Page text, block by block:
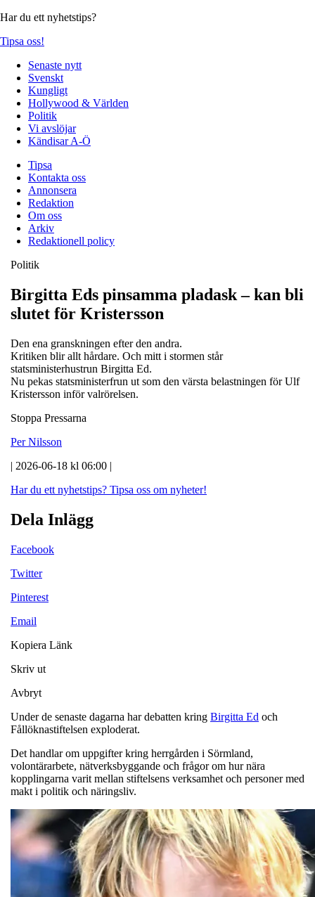
Har du ett nyhetstips?
Tipsa oss!
Senaste nytt
Svenskt
Kungligt
Hollywood & Världen
Politik
Vi avslöjar
Kändisar A-Ö
Tipsa
Kontakta oss
Annonsera
Redaktion
Om oss
Arkiv
Redaktionell policy
Politik
Birgitta Eds pinsamma pladask – kan bli
slutet för Kristersson
Den ena granskningen efter den andra.
Kritiken blir allt hårdare. Och mitt i stormen står
statsministerhustrun Birgitta Ed.
Nu pekas statsministerfrun ut som den värsta belastningen för Ulf
Kristersson inför valrörelsen.
Stoppa Pressarna
Per Nilsson
| 2026-06-18 kl 06:00 |
Har du ett nyhetstips? Tipsa oss om nyheter!
Dela Inlägg
Facebook
Twitter
Pinterest
Email
Kopiera Länk
Skriv ut
Avbryt
Under de senaste dagarna har debatten kring Birgitta Ed och
Fållöknastiftelsen exploderat.
Det handlar om uppgifter kring herrgården i Sörmland,
volontärarbete, nätverksbyggande och frågor om hur nära
kopplingarna varit mellan stiftelsens verksamhet och personer med
makt i politik och näringsliv.